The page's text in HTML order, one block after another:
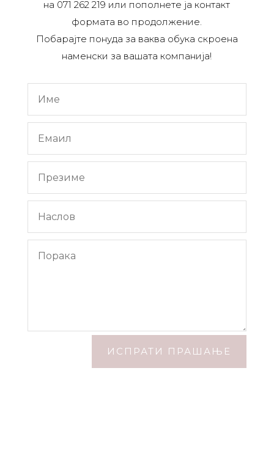
на 071 262 219 или пополнете ја контакт
формата во продолжение.
Побарајте понуда за ваква обука скроена
наменски за вашата компанија!
ИСПРАТИ ПРАШАЊЕ